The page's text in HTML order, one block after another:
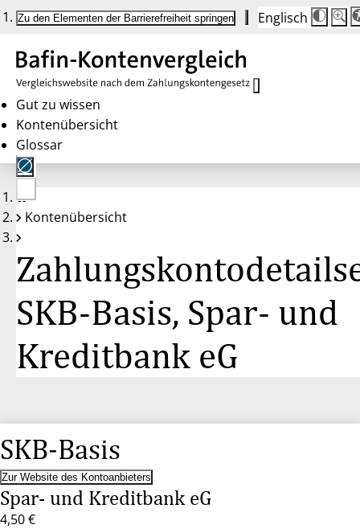
Zu den Elementen der Barrierefreiheit springen Englisch
Die
auf
100
100
Gut zu wissen
Kontenübersicht
Glossar
Keine
Konten
Kontenübersicht
SKB-Basis, Spar- und
Kreditbank eG
SKB-Basis
Zur Website des Kontoanbieters
Spar- und Kreditbank eG
4,50 €